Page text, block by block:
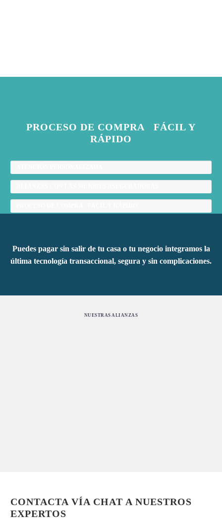
PROCESO DE COMPRA FÁCIL Y
RÁPIDO
Puedes pagar sin salir de tu casa o tu negocio integramos la
última tecnología transaccional, segura y sin complicaciones.
NUESTRAS ALIANZAS
CONTACTA VÍA CHAT A NUESTROS
EXPERTOS